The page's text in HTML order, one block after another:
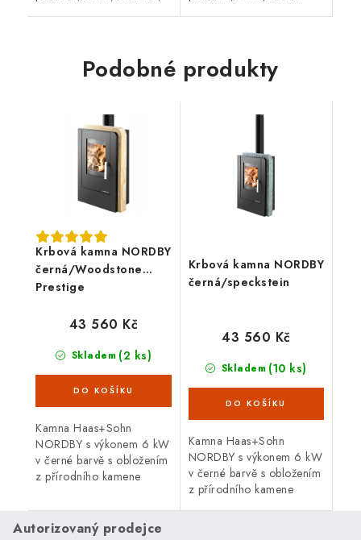
hrdlem kamen a...
krbových kamen/sporáku...
Podobné produkty
Krbová kamna NORDBY
černá/Woodstone
Prestige
Skladem (2 ks)
43 560 Kč
Kamna Haas+Sohn
NORDBY s výkonem 6 kW
v černé barvě s obložením
z přírodního kamene
Krbová kamna NORDBY
černá/speckstein
Skladem (10 ks)
43 560 Kč
Kamna Haas+Sohn
NORDBY s výkonem 6 kW
v černé barvě s obložením
z přírodního kamene
Autorizovaný prodejce